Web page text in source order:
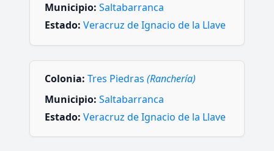
Municipio: Saltabarranca
Estado: Veracruz de Ignacio de la Llave
Colonia: Tres Piedras (Ranchería)
Municipio: Saltabarranca
Estado: Veracruz de Ignacio de la Llave